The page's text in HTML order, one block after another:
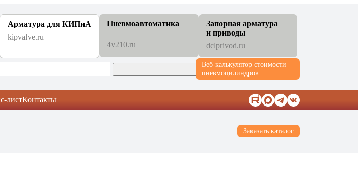
Арматура для КИПиА
kipvalve.ru
Пневмоавтоматика
4v210.ru
Запорная арматура
и приводы
dclprivod.ru
Веб-калькулятор стоимости
пневмоцилиндров
листКонтакты
Заказать каталог